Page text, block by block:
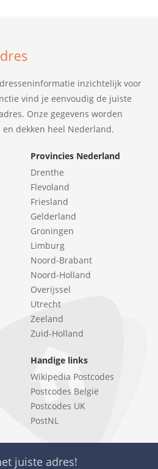
inzichtelijk voor
vind je eenvoudig de juiste
Onze gegevens worden
dekken heel Nederland.
Provincies Nederland
Drenthe
Flevoland
Friesland
Gelderland
Groningen
Limburg
Noord-Brabant
Noord-Holland
Overijssel
Utrecht
Zeeland
Zuid-Holland
Handige links
Wikipedia Postcodes
Postcodes België
Postcodes UK
PostNL
juiste adres!